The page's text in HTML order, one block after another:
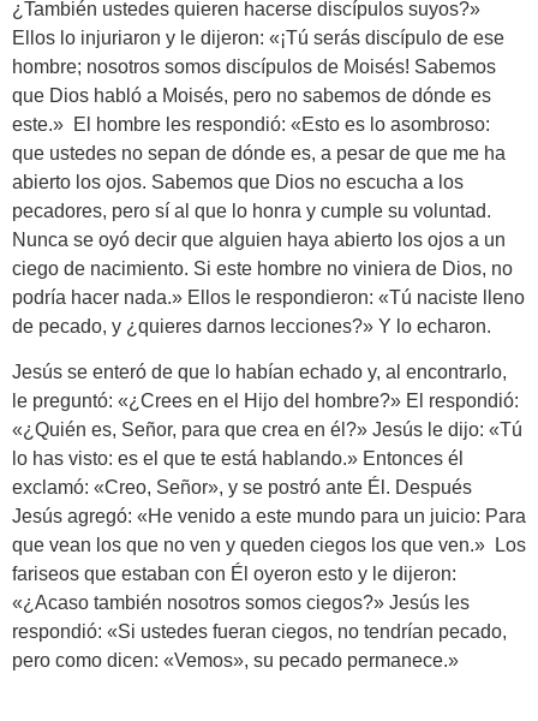
¿También ustedes quieren hacerse discípulos suyos?»
Ellos lo injuriaron y le dijeron: «¡Tú serás discípulo de ese
hombre; nosotros somos discípulos de Moisés! Sabemos
que Dios habló a Moisés, pero no sabemos de dónde es
este.» El hombre les respondió: «Esto es lo asombroso:
que ustedes no sepan de dónde es, a pesar de que me ha
abierto los ojos. Sabemos que Dios no escucha a los
pecadores, pero sí al que lo honra y cumple su voluntad.
Nunca se oyó decir que alguien haya abierto los ojos a un
ciego de nacimiento. Si este hombre no viniera de Dios, no
podría hacer nada.» Ellos le respondieron: «Tú naciste lleno
de pecado, y ¿quieres darnos lecciones?» Y lo echaron.
Jesús se enteró de que lo habían echado y, al encontrarlo,
le preguntó: «¿Crees en el Hijo del hombre?» El respondió:
«¿Quién es, Señor, para que crea en él?» Jesús le dijo: «Tú
lo has visto: es el que te está hablando.» Entonces él
exclamó: «Creo, Señor», y se postró ante Él. Después
Jesús agregó: «He venido a este mundo para un juicio: Para
que vean los que no ven y queden ciegos los que ven.» Los
fariseos que estaban con Él oyeron esto y le dijeron:
«¿Acaso también nosotros somos ciegos?» Jesús les
respondió: «Si ustedes fueran ciegos, no tendrían pecado,
pero como dicen: «Vemos», su pecado permanece.»